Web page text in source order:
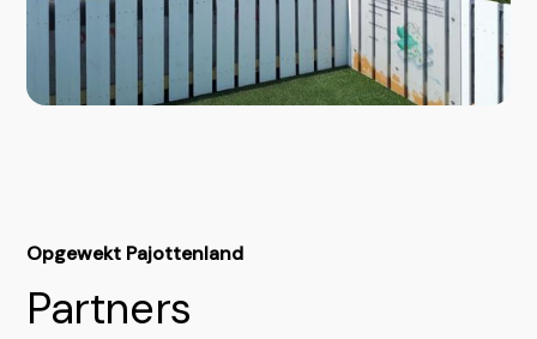
Opgewekt Pajottenland
Partners